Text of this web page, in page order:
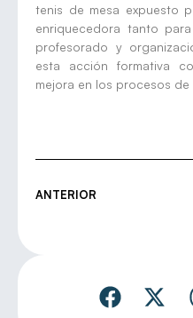
tenis de mesa expuesto
enriquecedora tanto
profesorado y
esta acción formativa
mejora en los procesos
ANTERIOR